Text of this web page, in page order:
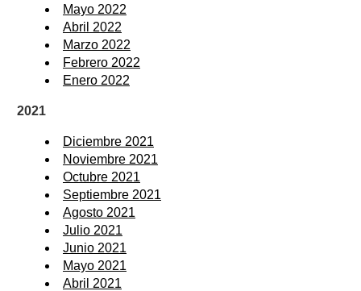
Mayo 2022
Abril 2022
Marzo 2022
Febrero 2022
Enero 2022
2021
Diciembre 2021
Noviembre 2021
Octubre 2021
Septiembre 2021
Agosto 2021
Julio 2021
Junio 2021
Mayo 2021
Abril 2021